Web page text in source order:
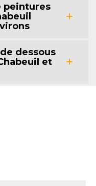
peintures
dessous
et